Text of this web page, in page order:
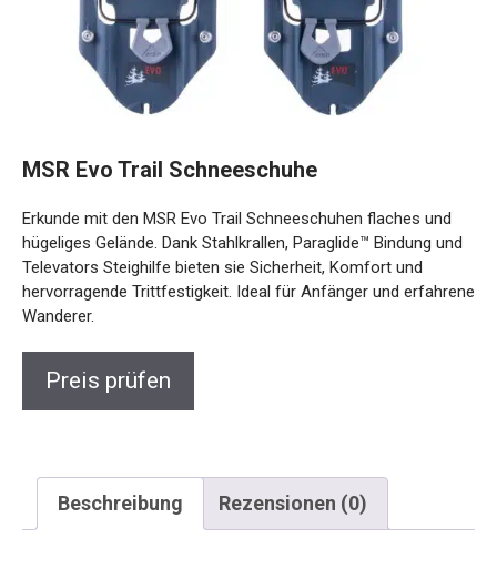
hügeliges Gelände. Dank Stahlkrallen, Paraglide™ Bindung
und Televators Steighilfe bieten sie Sicherheit, Komfort und
hervorragende Trittfestigkeit. Ideal für Anfänger und
erfahrene Wanderer.
Beschreibung Rezensionen (0)